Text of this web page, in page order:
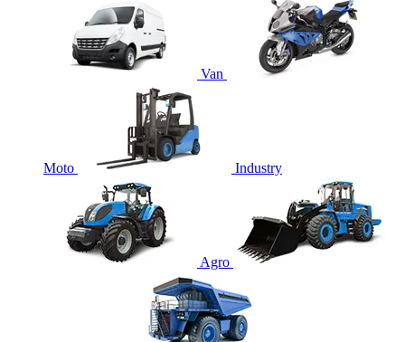
Van
Moto Industry
Agro